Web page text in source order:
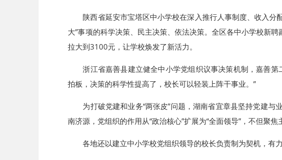
陕西省延安市宝塔区中小学校在深入推行人事制度、收入
大”事项的科学决策、民主决策、依法决策。全区各中小学校新
拉大到3100元，让学校焕发了新活力。
浙江省嘉善县建立健全中小学党组织议事决策机制，嘉善
拍板，决策的科学性提高了，校长可以轻装上阵干事业。”
为打破党建和业务“两张皮”问题，湖南省宜章县坚持党建与
南济源，党组织的作用从“政治核心”扩展为“全面领导”，不但聚
各地还以建立中小学校党组织领导的校长负责制为契机，有